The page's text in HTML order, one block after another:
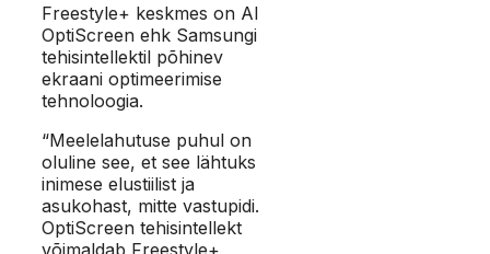
Freestyle+ keskmes on AI
OptiScreen ehk Samsungi
tehisintellektil põhinev
ekraani optimeerimise
tehnoloogia.
“Meelelahutuse puhul on
oluline see, et see lähtuks
inimese elustiilist ja
asukohast, mitte vastupidi.
OptiScreen tehisintellekt
võimaldab Freestyle+